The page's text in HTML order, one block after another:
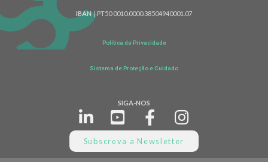
IBAN| PT50 0010.0000.38504940001.07
Política de Privacidade
Sistema de Proteção e Cuidado
SIGA-NOS
Subscreva a Newsletter